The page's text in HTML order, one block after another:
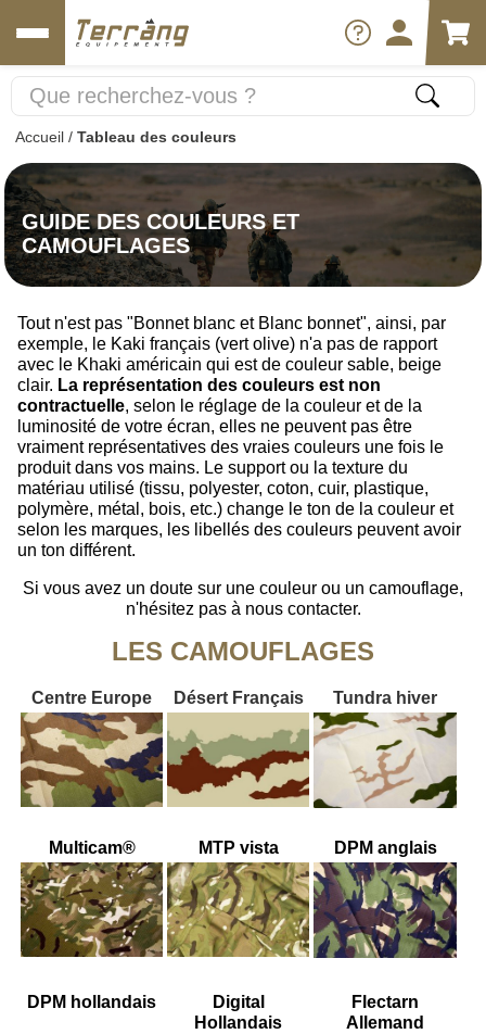
Accueil / Tableau des couleurs
GUIDE DES COULEURS ET
CAMOUFLAGES
Tout n'est pas "Bonnet blanc et Blanc bonnet", ainsi, par
exemple, le Kaki français (vert olive) n'a pas de rapport
avec le Khaki américain qui est de couleur sable, beige
clair. La représentation des couleurs est non
contractuelle, selon le réglage de la couleur et de la
luminosité de votre écran, elles ne peuvent pas être
vraiment représentatives des vraies couleurs une fois le
produit dans vos mains. Le support ou la texture du
matériau utilisé (tissu, polyester, coton, cuir, plastique,
polymère, métal, bois, etc.) change le ton de la couleur et
selon les marques, les libellés des couleurs peuvent avoir
un ton différent.
Si vous avez un doute sur une couleur ou un camouflage,
n'hésitez pas à nous contacter.
LES CAMOUFLAGES
Centre Europe Désert Français Tundra hiver
Multicam® MTP vista DPM anglais
DPM hollandais
Digital
Hollandais
Flectarn
Allemand